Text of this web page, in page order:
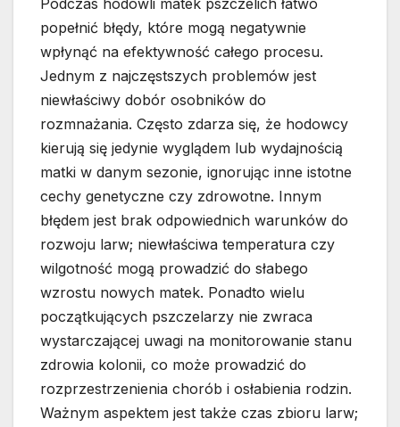
Podczas hodowli matek pszczelich łatwo
popełnić błędy, które mogą negatywnie
wpłynąć na efektywność całego procesu.
Jednym z najczęstszych problemów jest
niewłaściwy dobór osobników do
rozmnażania. Często zdarza się, że hodowcy
kierują się jedynie wyglądem lub wydajnością
matki w danym sezonie, ignorując inne istotne
cechy genetyczne czy zdrowotne. Innym
błędem jest brak odpowiednich warunków do
rozwoju larw; niewłaściwa temperatura czy
wilgotność mogą prowadzić do słabego
wzrostu nowych matek. Ponadto wielu
początkujących pszczelarzy nie zwraca
wystarczającej uwagi na monitorowanie stanu
zdrowia kolonii, co może prowadzić do
rozprzestrzenienia chorób i osłabienia rodzin.
Ważnym aspektem jest także czas zbioru larw;